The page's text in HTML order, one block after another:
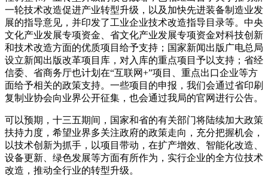
一轮技术改造促进产业转型升级，以及加快先进装备制造业发
展的指导意见，并印发了工业企业技术改造指导目录等。中央
文化产业发展专项资金、省文化产业发展专项资金对科技创新
和技术改造方面的优质项目给予支持；国家新闻出版广电总局
设立新闻出版改革项目库，对入库的重点项目予以支持；省经
信委、省商务厅也计划在“互联网+”项目、重点出口企业等方
面给予相关的政策支持。一些项目的申报，我们会通过省印刷
复制业协会向业界公开征集，也会通过我局的官网进行公告。
可以预期，十三五期间，国家和省的有关部门将陆续加大政策
扶持力度，希望业界多关注政府的政策走向，充分把握机会，
以技术创新为抓手，以项目带动，在扩产增效、智能化改造、
设备更新、绿色发展等方面有所作为，实行企业的全方位技术
改造，推动全行业的转型升级。